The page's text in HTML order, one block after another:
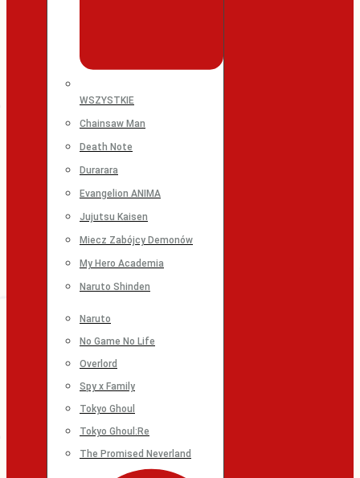
WSZYSTKIE
Chainsaw Man
Death Note
Durarara
Evangelion ANIMA
Jujutsu Kaisen
Miecz Zabójcy Demonów
My Hero Academia
Naruto Shinden
Naruto
No Game No Life
Overlord
Spy x Family
Tokyo Ghoul
Tokyo Ghoul:Re
The Promised Neverland